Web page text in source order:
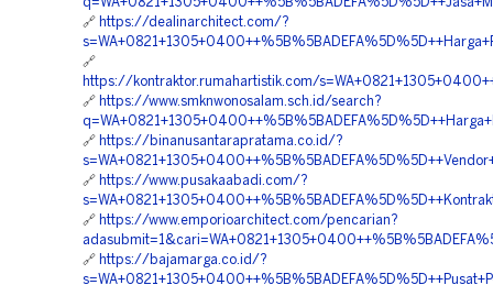
🔗 https://dealinarchitect.com/?
🔗
https://kontraktor.rumahartistik.com/
🔗 https://www.smknwonosalam.sch.id/search?
🔗 https://binanusantarapratama.co.id/?
🔗 https://www.pusakaabadi.com/?
🔗 https://www.emporioarchitect.com/pencarian?
🔗 https://bajamarga.co.id/?